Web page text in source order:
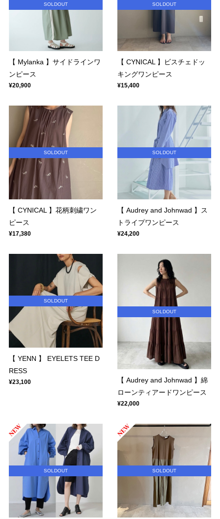
SOLDOUT
【 Mylanka 】サイドラインワ
ンピース
¥20,900
SOLDOUT
【 CYNICAL 】ビスチェドッ
キングワンピース
¥15,400
SOLDOUT
【 CYNICAL 】花柄刺繍ワン
ピース
¥17,380
SOLDOUT
【 Audrey and Johnwad 】ス
トライプワンピース
¥24,200
SOLDOUT
【 YENN 】 EYELETS TEE D
RESS
¥23,100
SOLDOUT
【 Audrey and Johnwad 】綿
ローンティアードワンピース
¥22,000
SOLDOUT SOLDOUT